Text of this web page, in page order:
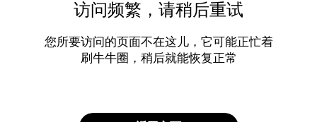
访问频繁，请稍后重试
您所要访问的页面不在这儿，它可能正忙着
刷牛牛圈，稍后就能恢复正常